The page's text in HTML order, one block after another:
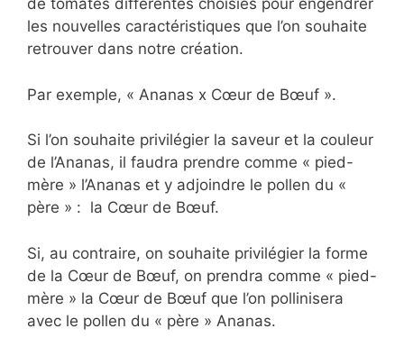
de tomates différentes choisies pour engendrer
les nouvelles caractéristiques que l’on souhaite
retrouver dans notre création.
Par exemple, « Ananas x Cœur de Bœuf ».
Si l’on souhaite privilégier la saveur et la couleur
de l’Ananas, il faudra prendre comme « pied-
mère » l’Ananas et y adjoindre le pollen du «
père » : la Cœur de Bœuf.
Si, au contraire, on souhaite privilégier la forme
de la Cœur de Bœuf, on prendra comme « pied-
mère » la Cœur de Bœuf que l’on pollinisera
avec le pollen du « père » Ananas.